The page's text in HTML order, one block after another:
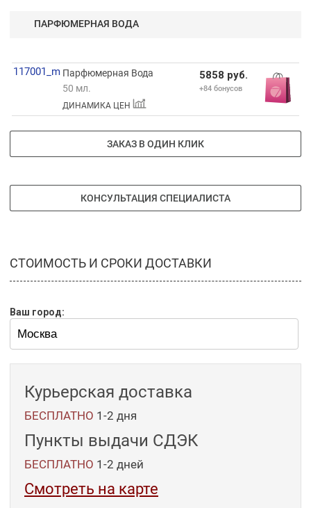
ПАРФЮМЕРНАЯ ВОДА
117001_m Парфюмерная Вода
50 мл.
ДИНАМИКА ЦЕН
5858 руб.
+84 бонусов
ЗАКАЗ В ОДИН КЛИК
КОНСУЛЬТАЦИЯ СПЕЦИАЛИСТА
СТОИМОСТЬ И СРОКИ ДОСТАВКИ
Ваш город:
Курьерская доставка
БЕСПЛАТНО 1-2 дня
Пункты выдачи СДЭК
БЕСПЛАТНО 1-2 дней
Смотреть на карте